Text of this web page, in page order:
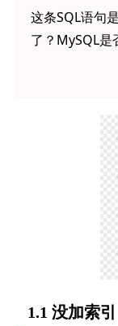
这条SQL语句
了？MySQL是
1.1 没加索引